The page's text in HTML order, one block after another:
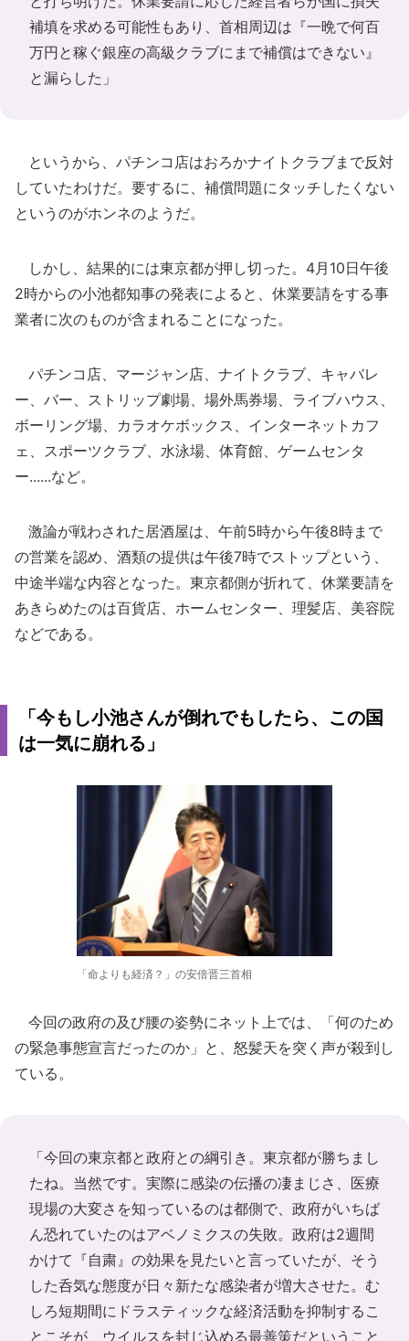
補填を求める可能性もあり、首相周辺は『一晩で何百
万円と稼ぐ銀座の高級クラブにまで補償はできない』
と漏らした」
というから、パチンコ店はおろかナイトクラブまで反対
していたわけだ。要するに、補償問題にタッチしたくない
というのがホンネのようだ。
しかし、結果的には東京都が押し切った。4月10日午後
2時からの小池都知事の発表によると、休業要請をする事
業者に次のものが含まれることになった。
パチンコ店、マージャン店、ナイトクラブ、キャバレ
ー、バー、ストリップ劇場、場外馬券場、ライブハウス、
ボーリング場、カラオケボックス、インターネットカフ
ェ、スポーツクラブ、水泳場、体育館、ゲームセンタ
ー......など。
激論が戦わされた居酒屋は、午前5時から午後8時まで
の営業を認め、酒類の提供は午後7時でストップという、
中途半端な内容となった。東京都側が折れて、休業要請を
あきらめたのは百貨店、ホームセンター、理髪店、美容院
などである。
「今もし小池さんが倒れでもしたら、この国
は一気に崩れる」
「命よりも経済？」の安倍晋三首相
今回の政府の及び腰の姿勢にネット上では、「何のため
の緊急事態宣言だったのか」と、怒髪天を突く声が殺到し
ている。
「今回の東京都と政府との綱引き。東京都が勝ちまし
たね。当然です。実際に感染の伝播の凄まじさ、医療
現場の大変さを知っているのは都側で、政府がいちば
ん恐れていたのはアベノミクスの失敗。政府は2週間
かけて『自粛』の効果を見たいと言っていたが、そう
した呑気な態度が日々新たな感染者が増大させた。む
しろ短期間にドラスティックな経済活動を抑制するこ
とこそが、ウイルスを封じ込める最善策だということ